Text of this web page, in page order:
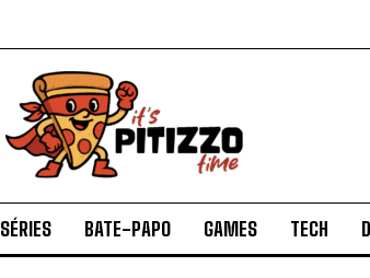
SÉRIES BATE-PAPO GAMES TECH